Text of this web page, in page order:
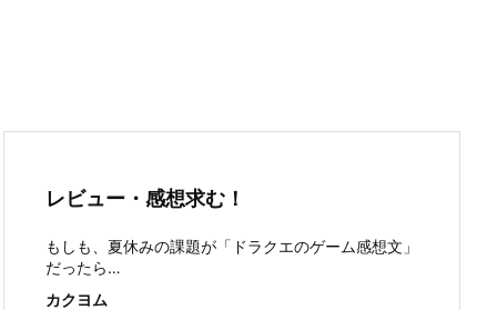
レビュー・感想求む！
もしも、夏休みの課題が「ドラクエのゲーム感想文」
だったら…
カクヨム